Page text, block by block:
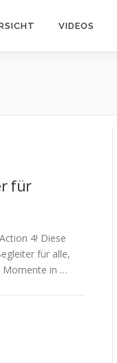
VIDEOS
für
4! Diese
für alle,
Momente in …